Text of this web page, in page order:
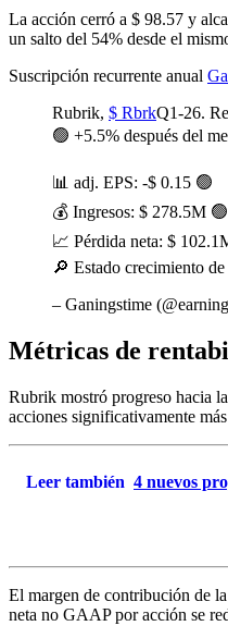
La acción cerró a $ 98.57 y
un salto del 54% desde el
Suscripción recurrente anual
Rubrik, $ RbrkQ1-26.
🟢 +5.5% después del
📊 adj. EPS: -$ 0.15 🟢
💰 Ingresos: $ 278.5M 🟢
📈 Pérdida neta: $
🔎 Estado crecimiento
– Ganingstime
Métricas de
Rubrik mostró progreso hacia
acciones significativamente
Leer también 4 nuevos
El margen de contribución de
neta no GAAP por acción se